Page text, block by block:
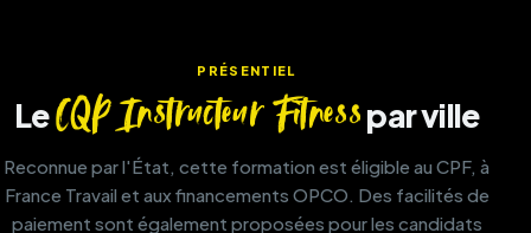
PRÉSENTIEL
LeCQP Instructeur Fitnesspar ville
Reconnue par l'État, cette formation est éligible au CPF, à
France Travail et aux financements OPCO. Des facilités de
paiement sont également proposées pour les candidats